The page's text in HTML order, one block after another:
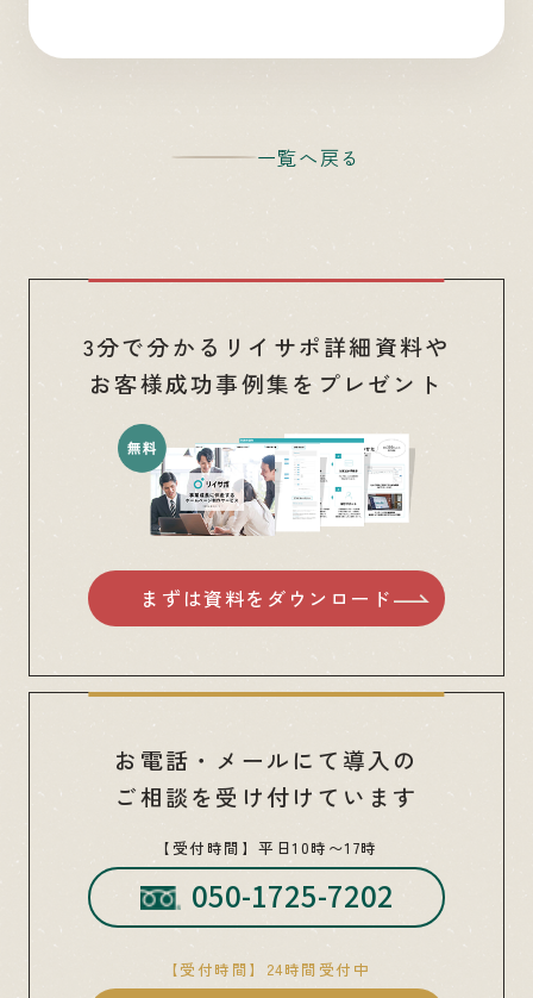
一覧へ戻る
3分で分かるリイサポ詳細資料や
お客様成功事例集をプレゼント
まずは資料をダウンロード
お電話・メールにて導入の
ご相談を受け付けています
【受付時間】平日10時〜17時
050-1725-7202
【受付時間】24時間受付中